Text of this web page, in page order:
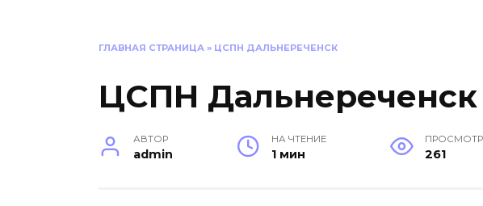
ГЛАВНАЯ СТРАНИЦА » ЦСПН ДАЛЬНЕРЕЧЕНСК
ЦСПН Дальнереченск
АВТОР
admin
НА ЧТЕНИЕ
1 мин 261